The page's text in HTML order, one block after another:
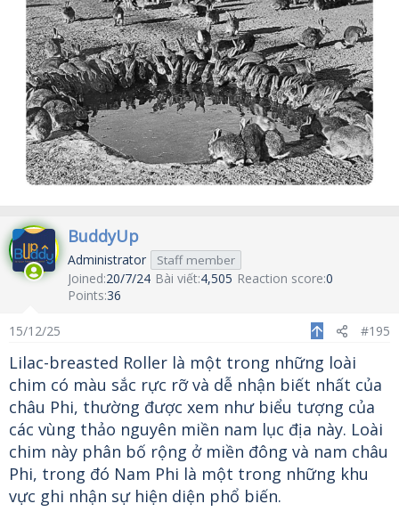
BuddyUp
Administrator Staff member
Joined 20/7/24 Bài viết 4,505 Reaction score 0
Points 36
15/12/25 #195
Lilac-breasted Roller là một trong những loài
chim có màu sắc rực rỡ và dễ nhận biết nhất của
châu Phi, thường được xem như biểu tượng của
các vùng thảo nguyên miền nam lục địa này. Loài
chim này phân bố rộng ở miền đông và nam châu
Phi, trong đó Nam Phi là một trong những khu
vực ghi nhận sự hiện diện phổ biến.